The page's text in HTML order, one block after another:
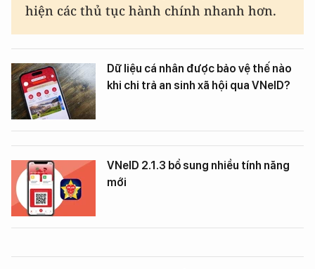
hiện các thủ tục hành chính nhanh hơn.
Dữ liệu cá nhân được bảo vệ thế nào
khi chi trả an sinh xã hội qua VNeID?
VNeID 2.1.3 bổ sung nhiều tính năng
mới